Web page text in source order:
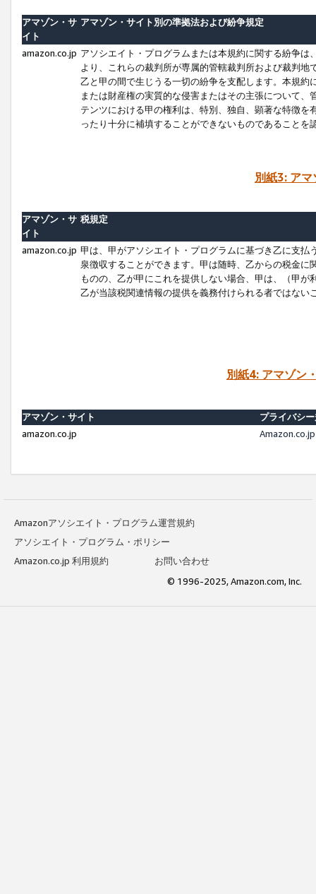
アマゾン・サ
イト
アマゾン・サイト別の準拠法および紛争規定
amazon.co.jp アソシエイト・プログラムまたは本規約に関する紛争
より、これらの裁判所が専属的管轄裁判所および裁判
乙と甲の間で生じうる一切の紛争を支配します。本規
または財産権の実質的な侵害またはその主張について
テンツにおける甲の権利は、特別、独自、顕著な特徴
ったり十分に補填することができないものであることを
別紙3: ア
アマゾン・サ
イト
税規定
amazon.co.jp 甲は、甲がアソシエイト・プログラムに基づき乙に支
泉徴収することができます。甲は随時、乙からの税金
ものの、乙が甲にこれを提供しない場合、甲は、（甲
乙が当該税関連情報の提供を義務付けられる者ではな
別紙4: アマゾン
アマゾン・サイト
プライバシ
amazon.co.jp
Amazonアソシエイト・プログラム運営規約
アソシエイト・プログラム・ポリシー
Amazon.co.jp 利用規約
お問い合わせ
© 1996-2025, Amazon.com, Inc.